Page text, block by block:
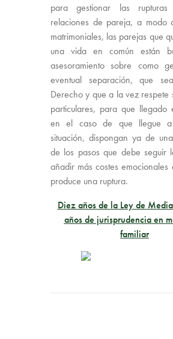
para gestionar las
relaciones de pareja, a modo
matrimoniales, las parejas que
una vida en común están
asesoramiento sobre como
eventual separación, que
Derecho y que a la vez respete
particulares, para que llegado
en el caso de que llegue
situación, dispongan ya de
de los pasos que debe seguir
añadir más costes
produce una ruptura.
Diez años de la Ley de
años de jurisprudencia en
familiar